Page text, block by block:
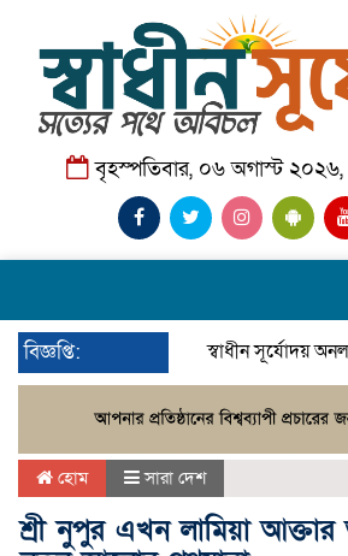
বৃহস্পতিবার, ০৬ অগাস্ট
বিজ্ঞপ্তি: স্বাধীন সূর্যোদয়
হোম সারা দেশ
শ্রী নুপুর এখন লামিয়া